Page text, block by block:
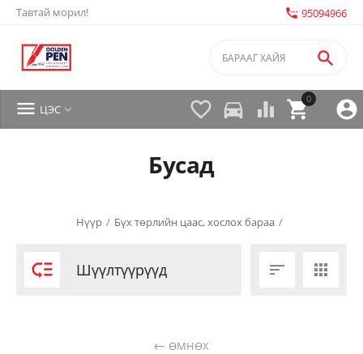
Тавтай морил! settings_phone 95094966


0

 directions_car 
 ЦЭС 
Бусад
Нүүр / Бүх төрлийн цаас, хослох бараа /
 Шүүлтүүрүүд
ӨМНӨХ
 